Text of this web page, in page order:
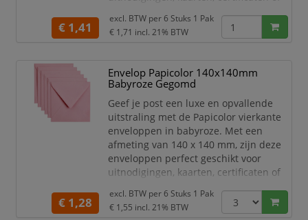
Het hoge kwaliteit papier is stevig,
zeegroene kleur is ideaal voor speciale
gelegenheden en
marketingdoeleinden.
Of je nu
€ 1,41
excl. BTW per6 Stuks 1 Pak
€ 1,71 incl. 21% BTW
Envelop Papicolor 140x140mm
Babyroze Gegomd
Geef je post een luxe en opvallende
uitstraling met de Papicolor vierkante
enveloppen in babyroze. Met een
afmeting van 140 x 140 mm, zijn deze
enveloppen perfect geschikt voor
uitnodigingen, kaarten, certificaten of
Het hoge kwaliteit papier is stevig,
€ 1,28
excl. BTW per6 Stuks 1 Pak
€ 1,55 incl. 21% BTW